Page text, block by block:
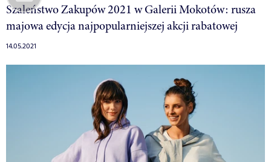
Szaleństwo Zakupów 2021 w Galerii Mokotów: rusza
majowa edycja najpopularniejszej akcji rabatowej
14.05.2021